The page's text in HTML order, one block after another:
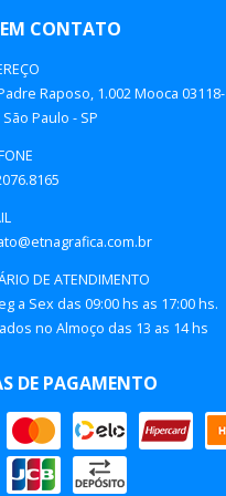
CONTATO
Raposo, 1.002Mooca 03118-
São Paulo - SP
DE ATENDIMENTO
a Sex das 09:00 hs as 17:00 hs.
no Almoço das 13 as 14 hs
DE PAGAMENTO